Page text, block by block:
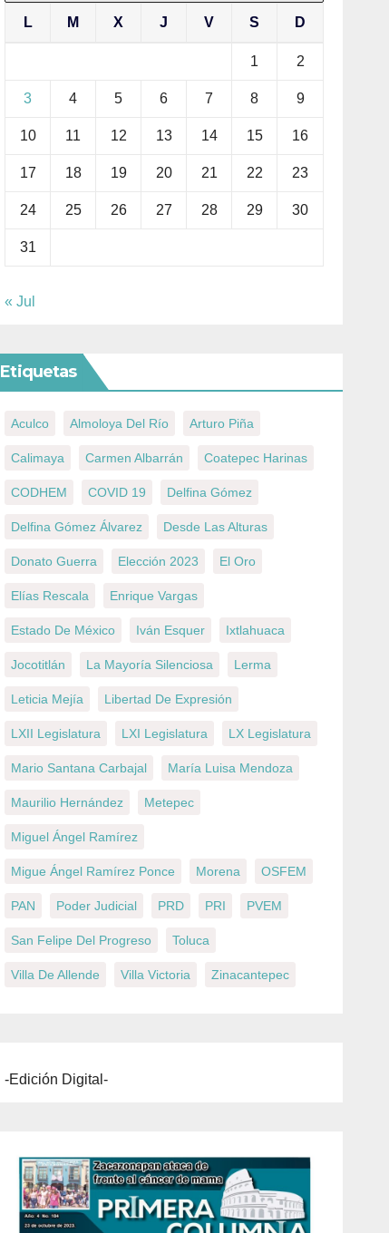
L M X J V S D
1 2
3 4 5 6 7 8 9
10 11 12 13 14 15 16
17 18 19 20 21 22 23
24 25 26 27 28 29 30
31
« Jul
Etiquetas
Aculco Almoloya Del Río Arturo Piña
Calimaya Carmen Albarrán Coatepec Harinas
CODHEM COVID 19 Delfina Gómez
Delfina Gómez Álvarez Desde Las Alturas
Donato Guerra Elección 2023 El Oro
Elías Rescala Enrique Vargas
Estado De México Iván Esquer Ixtlahuaca
Jocotitlán La Mayoría Silenciosa Lerma
Leticia Mejía Libertad De Expresión
LXII Legislatura LXI Legislatura LX Legislatura
Mario Santana Carbajal María Luisa Mendoza
Maurilio Hernández Metepec
Miguel Ángel Ramírez
Migue Ángel Ramírez Ponce Morena OSFEM
PAN Poder Judicial PRD PRI PVEM
San Felipe Del Progreso Toluca
Villa De Allende Villa Victoria Zinacantepec
-Edición Digital-